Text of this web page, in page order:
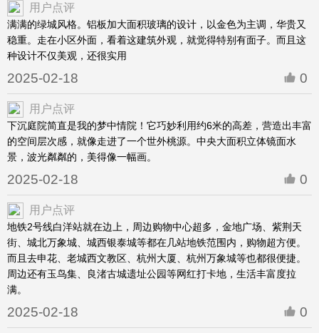
用户点评
满满的绿城风格。铝板加大面积玻璃的设计，以金色为主调，华贵又
稳重。走在小区外面，看着这建筑外观，就觉得特别有面子。而且这
种设计不仅美观，还很实用
2025-02-18 0
用户点评
下沉庭院简直是我的梦中情院！它巧妙利用约6米的高差，营造出丰富
的空间层次感，就像走进了一个世外桃源。中央大面积立体镜面水
景，波光粼粼的，美得像一幅画。
2025-02-18 0
用户点评
地铁2号线白洋站就在边上，周边购物中心超多，金地广场、紫荆天
街、城北万象城、城西银泰城等都在几站地铁范围内，购物超方便。
而且去申花、老城西文教区、杭州大厦、杭州万象城等也都很便捷。
周边还有玉鸟集、良渚古城遗址公园等网红打卡地，生活丰富度拉
满。
2025-02-18 0